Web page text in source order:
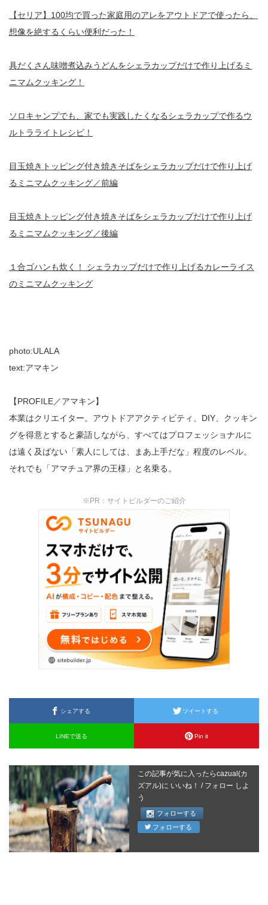
【セリア】100均で買った家庭用のアレをアウトドアで使ったら、
想像を絶するくらい便利だった！
具だくさん味噌煮込みうどんをシェラカップだけで作り上げるミ
ニマムクッキング！
ソロキャンプでも、家でも実践したくなるシェラカップで作るウ
ルトラライトレシピ！
目玉焼きトッピング付き焼きそばをシェラカップだけで作り上げ
るミニマムクッキング／前編
目玉焼きトッピング付き焼きそばをシェラカップだけで作り上げ
るミニマムクッキング／後編
１合ゴハンも炊く！ シェラカップだけで作り上げるカレーライス
のミニマムクッキング
photo:ULALA
text:アマキン
【PROFILE／アマキン】
本業はクリエイター。アウトドアアクティビティ、DIY、クッキン
グを得意とすると豪語しながら、すべてはプロフェッショナルに
は遠く及ばない「素人にしては、まあ上手だな」程度のレベル。
それでも「アマチュア界の王様」と名乗る。
※PR：サイトビルダーのご紹介
シェアする ツイートする
LINEで送る Pin it
この記事が気に入ったらcazual(カ
ズアル)に いいね！ / フォロー しよ
う
フォローする
フォローする